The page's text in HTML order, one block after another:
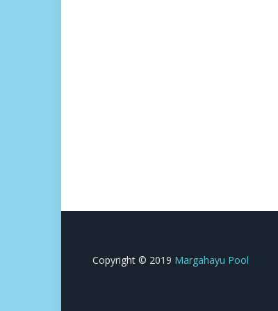
Copyright © 2019 Margahayu Pool